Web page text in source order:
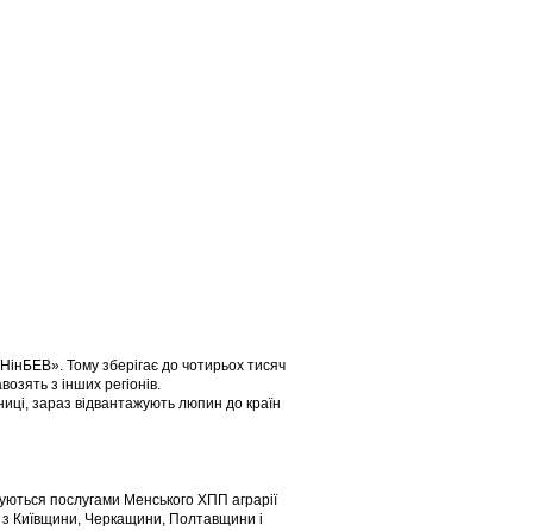
Тому зберігає до чотирьох тисяч
з інших регіонів.
зараз відвантажують люпин до країн
послугами Менського ХПП аграрії
з Київщини, Черкащини, Полтавщини і